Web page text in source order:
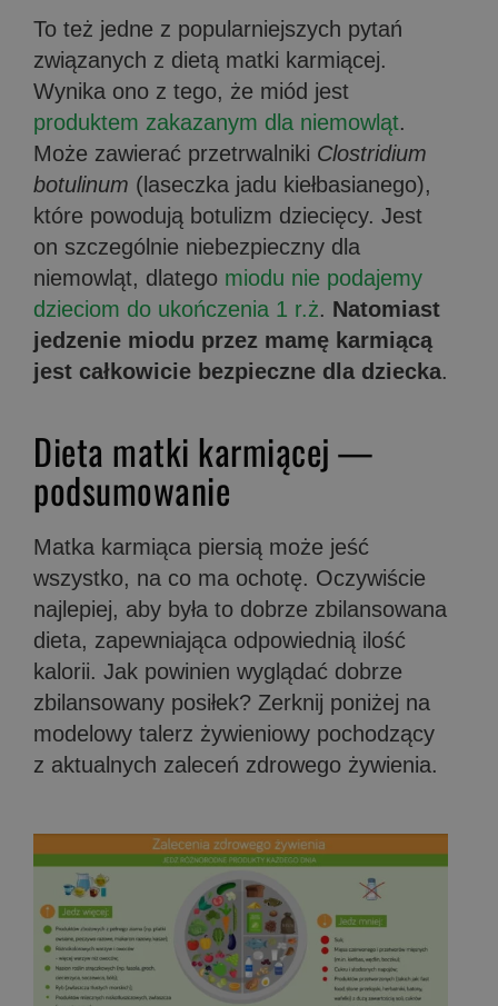
To też jedne z popularniejszych pytań
związanych z dietą matki karmiącej.
Wynika ono z tego, że miód jest
produktem zakazanym dla niemowląt.
Może zawierać przetrwalniki Clostridium
botulinum (laseczka jadu kiełbasianego),
które powodują botulizm dziecięcy. Jest
on szczególnie niebezpieczny dla
niemowląt, dlatego miodu nie podajemy
dzieciom do ukończenia 1 r.ż. Natomiast
jedzenie miodu przez mamę karmiącą
jest całkowicie bezpieczne dla dziecka.
Dieta matki karmiącej —
podsumowanie
Matka karmiąca piersią może jeść
wszystko, na co ma ochotę. Oczywiście
najlepiej, aby była to dobrze zbilansowana
dieta, zapewniająca odpowiednią ilość
kalorii. Jak powinien wyglądać dobrze
zbilansowany posiłek? Zerknij poniżej na
modelowy talerz żywieniowy pochodzący
z aktualnych zaleceń zdrowego żywienia.